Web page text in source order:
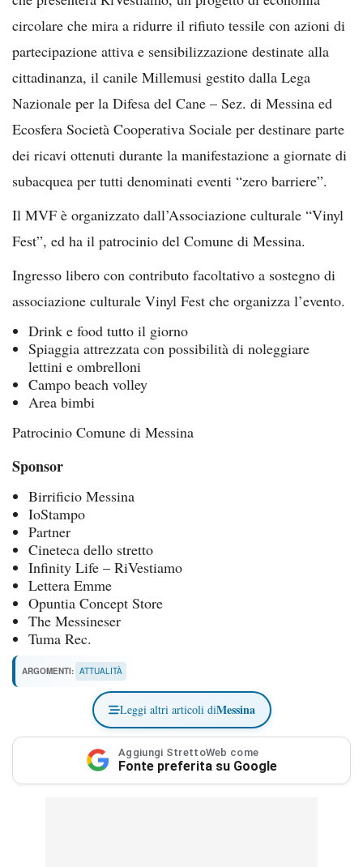
circolare che mira a ridurre il rifiuto tessile con azioni di
partecipazione attiva e sensibilizzazione destinate alla
cittadinanza, il canile Millemusi gestito dalla Lega
Nazionale per la Difesa del Cane – Sez. di Messina ed
Ecosfera Società Cooperativa Sociale per destinare parte
dei ricavi ottenuti durante la manifestazione a giornate di
subacquea per tutti denominati eventi “zero barriere”.
Il MVF è organizzato dall’Associazione culturale “Vinyl
Fest”, ed ha il patrocinio del Comune di Messina.
Ingresso libero con contributo facoltativo a sostegno di
associazione culturale Vinyl Fest che organizza l’evento.
Drink e food tutto il giorno
Spiaggia attrezzata con possibilità di noleggiare
lettini e ombrelloni
Campo beach volley
Area bimbi
Patrocinio Comune di Messina
Sponsor
Birrificio Messina
IoStampo
Partner
Cineteca dello stretto
Infinity Life – RiVestiamo
Lettera Emme
Opuntia Concept Store
The Messineser
Tuma Rec.
ARGOMENTI: ATTUALITÀ
Leggi altri articoli diMessina
Aggiungi StrettoWeb come
Fonte preferita su Google